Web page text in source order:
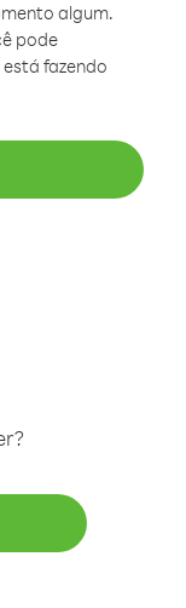
algum.
pode
fazendo